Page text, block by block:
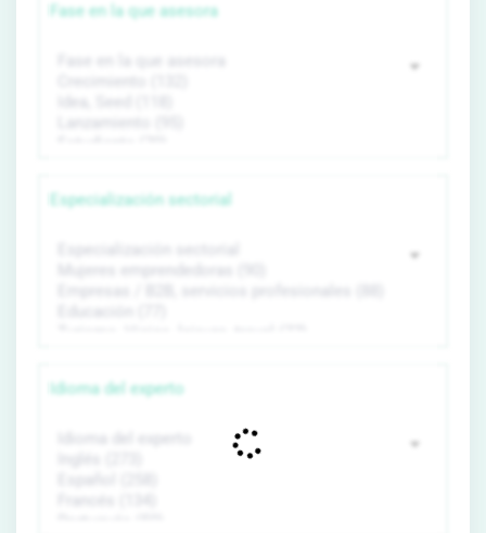
Fase en la que asesora
Especialización sectorial
Idioma del experto